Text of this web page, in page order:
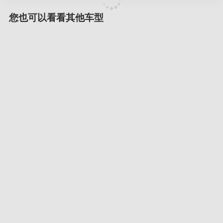
您也可以看看其他车型